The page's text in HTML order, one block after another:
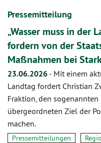
Pressemitteilung
„Wasser muss in der
fordern von der
Maßnahmen bei
23.06.2026 - Mit einem
Landtag fordert Christian
Fraktion, den
übergeordneten Ziel der
machen.
Pressemitteilungen